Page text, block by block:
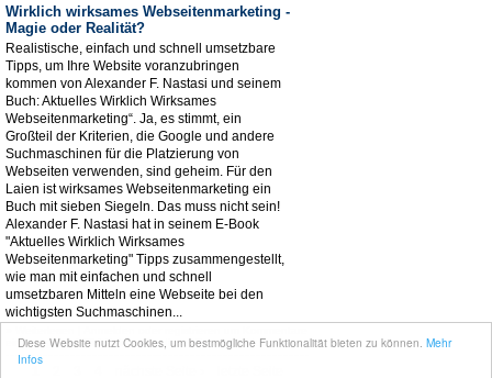
Diese Website nutzt Cookies, um bestmögliche Funktionalität bieten zu können. Mehr
Infos
Wirklich wirksames Webseitenmarketing -
Magie oder Realität?
Realistische, einfach und schnell umsetzbare
Tipps, um Ihre Website voranzubringen
kommen von Alexander F. Nastasi und seinem
Buch: Aktuelles Wirklich Wirksames
Webseitenmarketing“. Ja, es stimmt, ein
Großteil der Kriterien, die Google und andere
Suchmaschinen für die Platzierung von
Webseiten verwenden, sind geheim. Für den
Laien ist wirksames Webseitenmarketing ein
Buch mit sieben Siegeln. Das muss nicht sein!
Alexander F. Nastasi hat in seinem E-Book
"Aktuelles Wirklich Wirksames
Webseitenmarketing" Tipps zusammengestellt,
wie man mit einfachen und schnell
umsetzbaren Mitteln eine Webseite bei den
wichtigsten Suchmaschinen...
einzutragen - 2784 Zeichen in dieser Pressemeldung